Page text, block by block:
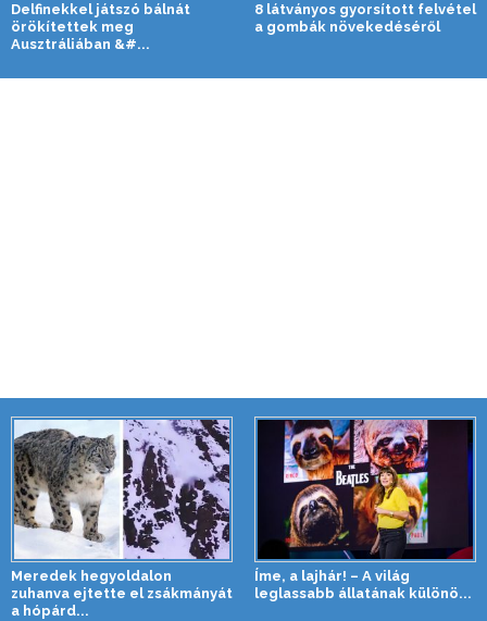
Delfinekkel játszó bálnát
örökítettek meg
Ausztráliában &#...
8 látványos gyorsított felvétel
a gombák növekedéséről
Meredek hegyoldalon
zuhanva ejtette el zsákmányát
a hópárd...
Íme, a lajhár! – A világ
leglassabb állatának különö...